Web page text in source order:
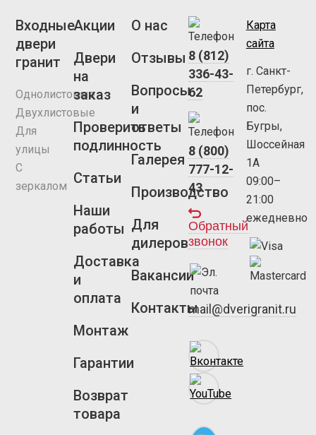
Входные
двери
гранит
Однолистовые
Двухлистовые
Для
улицы
С
зеркалом
Акции
Двери
на
заказ
Проверить
подлинность
Статьи
Наши
работы
Доставка
и
оплата
Монтаж
Гарантии
Возврат
товара
О нас
Отзывы
Вопросы
и
ответы
Галерея
Производство
Для
дилеров
Вакансии
Контакты
8 (812)
336-43-
62
8 (800)
777-12-
43
Обратный
звонок
mail@dverigranit.ru
Карта
сайта
г. Санкт-
Петербург,
пос.
Бугры,
Шоссейная
1А
09:00–
21:00
ежедневно